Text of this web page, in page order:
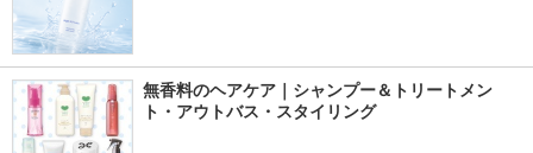
無香料のヘアケア｜シャンプー＆トリートメン
ト・アウトバス・スタイリング